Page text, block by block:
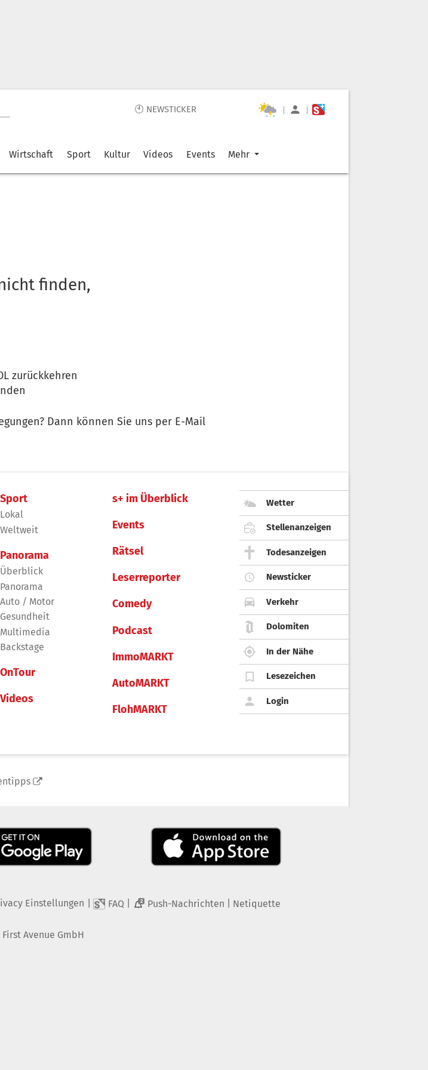
🕙 NEWSTICKER | |
Wirtschaft Sport Kultur Videos Events Mehr
finden,
zurückkehren
Dann können Sie uns per E-Mail
Sport
Lokal
Weltweit
Panorama
Überblick
Panorama
Auto / Motor
Gesundheit
Multimedia
Backstage
OnTour
Videos
s+ im Überblick
Events
Rätsel
Leserreporter
Comedy
Podcast
ImmoMARKT
AutoMARKT
FlohMARKT
Wetter
Stellenanzeigen
Todesanzeigen
Newsticker
Verkehr
Dolomiten
In der Nähe
Lesezeichen
Login
Einstellungen FAQ 2 Push-Nachrichten Netiquette
First Avenue GmbH